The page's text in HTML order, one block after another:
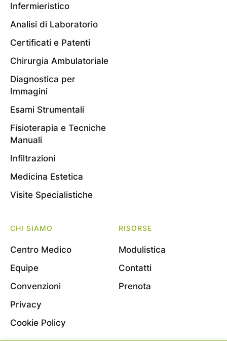
Infermieristico
Analisi di Laboratorio
Certificati e Patenti
Chirurgia Ambulatoriale
Diagnostica per
Immagini
Esami Strumentali
Fisioterapia e Tecniche
Manuali
Infiltrazioni
Medicina Estetica
Visite Specialistiche
CHI SIAMO
Centro Medico
Equipe
Convenzioni
Privacy
Cookie Policy
RISORSE
Modulistica
Contatti
Prenota